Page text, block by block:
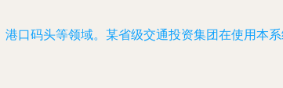
口码头等领域。某省级交通投资集团在使用本